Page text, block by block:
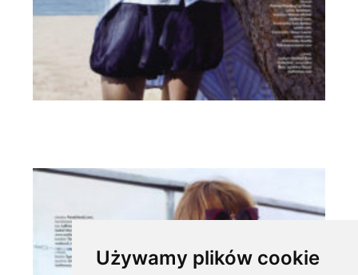
Używamy plików cookie